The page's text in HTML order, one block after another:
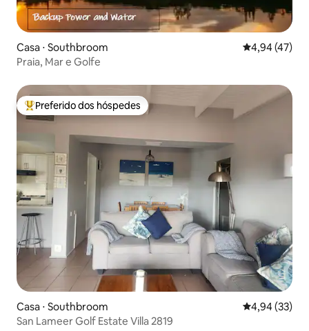
Casa ⋅ Southbroom 4,94 de uma
4,94 (47)
Praia, Mar e Golfe
Entre os melhores preferidos dos hóspedes
Preferido dos hóspedes
Casa ⋅ Southbroom 4,94 de uma
4,94 (33)
San Lameer Golf Estate Villa 2819